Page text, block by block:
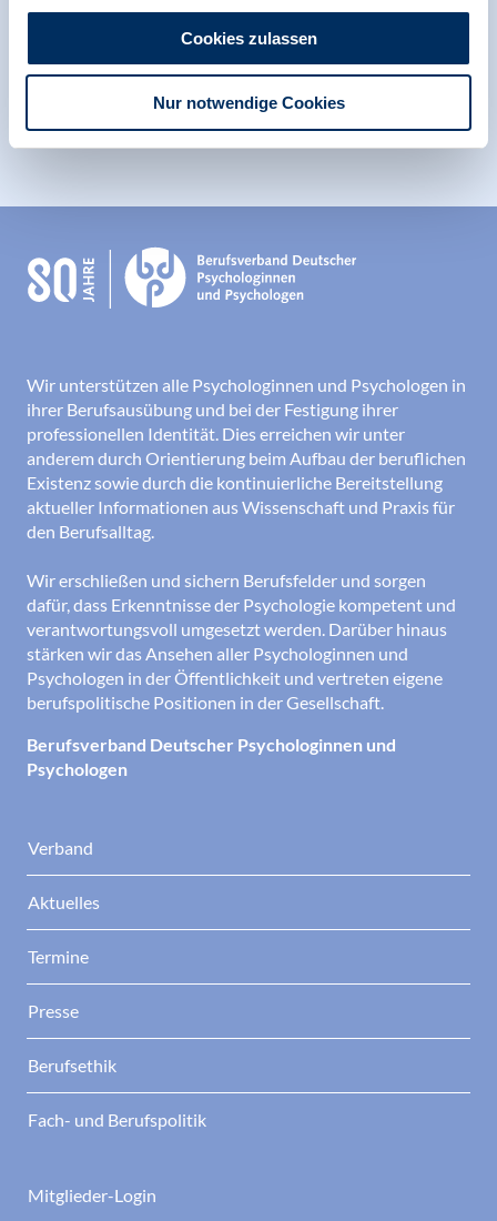
Cookies zulassen
Nur notwendige Cookies
BDP fordert den Einsatz von Psychologinnen
und Psychologen im Bereich der
frühkindlichen Entwicklung und
Bildungsförderung
Wir unterstützen alle Psychologinnen und Psychologen in
ihrer Berufsausübung und bei der Festigung ihrer
professionellen Identität. Dies erreichen wir unter
anderem durch Orientierung beim Aufbau der beruflichen
Existenz sowie durch die kontinuierliche Bereitstellung
aktueller Informationen aus Wissenschaft und Praxis für
den Berufsalltag.
Wir erschließen und sichern Berufsfelder und sorgen
dafür, dass Erkenntnisse der Psychologie kompetent und
verantwortungsvoll umgesetzt werden. Darüber hinaus
stärken wir das Ansehen aller Psychologinnen und
Psychologen in der Öffentlichkeit und vertreten eigene
berufspolitische Positionen in der Gesellschaft.
Berufsverband Deutscher Psychologinnen und
Psychologen
Verband
Aktuelles
Termine
Presse
Berufsethik
Fach- und Berufspolitik
Mitglieder-Login